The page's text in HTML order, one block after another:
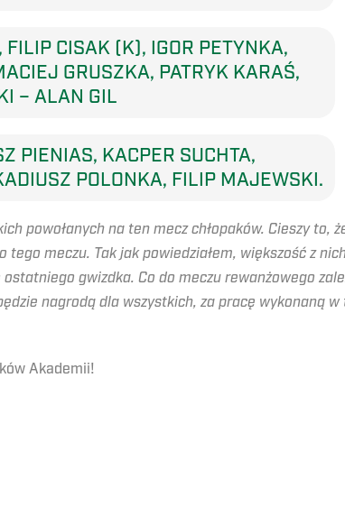
CISAK (K), IGOR PETYNKA,
GRUSZKA, PATRYK KARAŚ,
– ALAN GIL
PIENIAS, KACPER SUCHTA,
POLONKA, FILIP MAJEWSKI.
powołanych na ten mecz chłopaków. Cieszy to,
meczu. Tak jak powiedziałem, większość z
gwizdka. Co do meczu rewanżowego
nagrodą dla wszystkich, za pracę wykonaną w
Akademii!